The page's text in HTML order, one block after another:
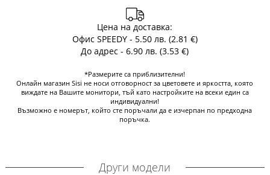
Цена на доставка:
Офис SPEEDY - 5.50 лв. (2.81 €)
До адрес - 6.90 лв. (3.53 €)
*Размерите са приблизителни!
Онлайн магазин Sisi не носи отговорност за цветовете и яркостта, която
виждате на Вашите монитори, тъй като настройките на всеки един са
индивидуални!
Възможно е номерът, който сте поръчали да е изчерпан по предходна
поръчка.
Други модели